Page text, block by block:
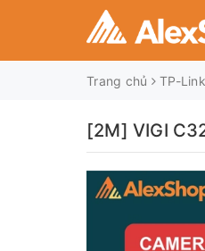
Trang chủ TP-Link
[2M] VIGI